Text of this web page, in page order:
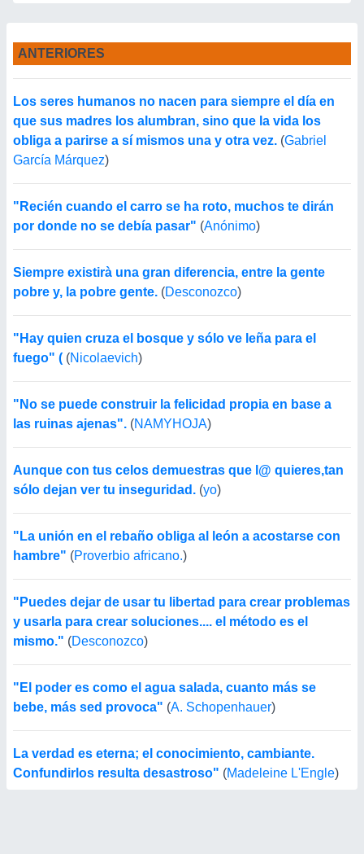
ANTERIORES
Los seres humanos no nacen para siempre el día en
que sus madres los alumbran, sino que la vida los
obliga a parirse a sí mismos una y otra vez. (Gabriel
García Márquez)
"Recién cuando el carro se ha roto, muchos te dirán
por donde no se debía pasar" (Anónimo)
Siempre existirà una gran diferencia, entre la gente
pobre y, la pobre gente. (Desconozco)
"Hay quien cruza el bosque y sólo ve leña para el
fuego" ( (Nicolaevich)
"No se puede construir la felicidad propia en base a
las ruinas ajenas". (NAMYHOJA)
Aunque con tus celos demuestras que l@ quieres,tan
sólo dejan ver tu inseguridad. (yo)
"La unión en el rebaño obliga al león a acostarse con
hambre" (Proverbio africano.)
"Puedes dejar de usar tu libertad para crear problemas
y usarla para crear soluciones.... el método es el
mismo." (Desconozco)
"El poder es como el agua salada, cuanto más se
bebe, más sed provoca" (A. Schopenhauer)
La verdad es eterna; el conocimiento, cambiante.
Confundirlos resulta desastroso" (Madeleine L'Engle)